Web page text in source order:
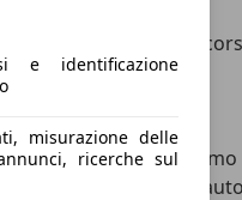
e identificazione
misurazione delle
ricerche sul
il mantenimento di
Almeno a un
ad aumentare